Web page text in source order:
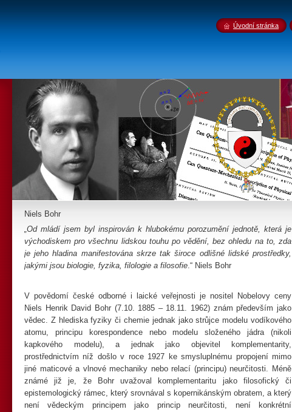
Niels Bohr
„Od mládí jsem byl inspirován k hlubokému porozumění jednotě, která je
východiskem pro všechnu lidskou touhu po vědění, bez ohledu na to, zda
je jeho hladina manifestována skrze tak široce odlišné lidské prostředky,
jakými jsou biologie, fyzika, filologie a filosofie.“ Niels Bohr
V povědomí české odborné i laické veřejnosti je nositel Nobelovy ceny
Niels Henrik David Bohr (7.10. 1885 – 18.11. 1962) znám především jako
vědec. Z hlediska fyziky či chemie jednak jako strůjce modelu vodíkového
atomu, principu korespondence nebo modelu složeného jádra (nikoli
kapkového modelu), a jednak jako objevitel komplementarity,
prostřednictvím níž došlo v roce 1927 ke smysluplnému propojení mimo
jiné maticové a vlnové mechaniky nebo relací (principu) neurčitosti. Méně
známé již je, že Bohr uvažoval komplementaritu jako filosofický či
epistemologický rámec, který srovnával s kopernikánským obratem, a který
není vědeckým principem jako princip neurčitosti, není konkrétní
Úvodní stránka